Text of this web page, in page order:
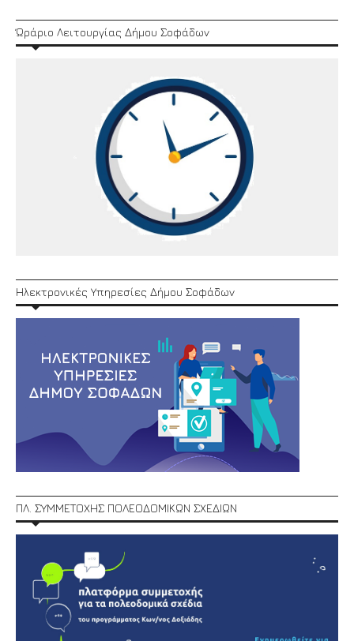
Ώράριο Λειτουργίας Δήμου Σοφάδων
Ηλεκτρονικές Υπηρεσίες Δήμου Σοφάδων
ΠΛ. ΣΥΜΜΕΤΟΧΗΣ ΠΟΛΕΟΔΟΜΙΚΩΝ ΣΧΕΔΙΩΝ